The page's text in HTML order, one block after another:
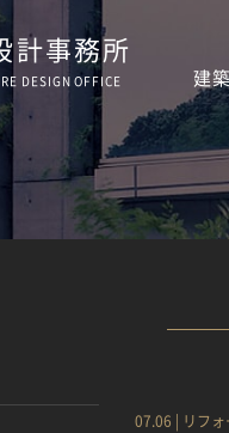
計事務所
DESIGN OFFICE 建
07.06 | リフ